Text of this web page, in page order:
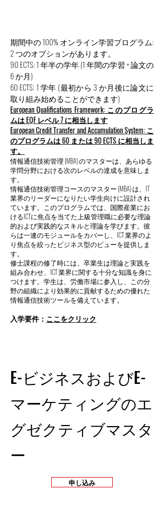
期間中の 100% オンライン学習プログラム:
2 つのオプションがあります。
90 ECTS: 1 年半の学年 (1 年間の学習 + 論文の
6 か月)
60 ECTS: 1 学年 (最初から 3 か月後に論文に
取り組み始めることができます)
European Qualifications Framework: このプログラ
ムは EQF レベル 7 に相当します
European Credit Transfer and Accumulation System: こ
のプログラムは 60 または 90 ECTS に相当しま
す。
情報通信技術管理 (MBA) のマスターは、あらゆる
学問分野における次のレベルの達成を意味しま
す。
情報通信技術管理コースのマスター (MBA) は、IT
業界のリーダーになりたい学生向けに設計され
ています。このプログラムでは、国際産業にお
けるICTに焦点を当てた上級管理職に必要な理論
的および実践的なスキルと理論を学びます。彼
らは一連のモジュールをカバーし、ICT 業界のよ
り焦点を絞ったビジネス型のビューを提供しま
す。
修士課程の修了時には、卒業生は理論と実践を
組み合わせ、ICT 業界に関する十分な知識を身に
つけます。学生は、労働市場に参入し、この分
野の組織により効果的に貢献するための優れた
情報通信技術ツールを備えています。
入学要件： ここをクリック
E-ビジネスおよびE-
マーケティングのエ
グゼクティブマスタ
ー
申し込み